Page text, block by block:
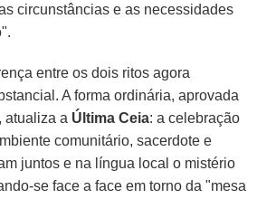
circunstâncias e as necessidades
entre os dois ritos agora
A forma ordinária, aprovada
atualiza a Última Ceia: a celebração
comunitário, sacerdote e
juntos e na língua local o mistério
se face a face em torno da "mesa